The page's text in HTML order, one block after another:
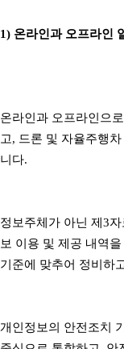
1) 온라인과 오프라인
온라인과 오프라인으
고, 드론 및 자율주행
니다.
정보주체가 아닌 제3
보 이용 및 제공 내역
기준에 맞추어 정비하
개인정보의 안전조치